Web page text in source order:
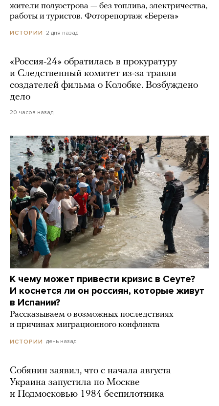
жители полуострова — без топлива, электричества,
работы и туристов. Фоторепортаж «Берега»
ИСТОРИИ 2 дня назад
«Россия-24» обратилась в прокуратуру
и Следственный комитет из-за травли
создателей фильма о Колобке. Возбуждено
дело
20 часов назад
К чему может привести кризис в Сеуте?
И коснется ли он россиян, которые живут
в Испании?
Рассказываем о возможных последствиях
и причинах миграционного конфликта
ИСТОРИИ день назад
Собянин заявил, что с начала августа
Украина запустила по Москве
и Подмосковью 1984 беспилотника